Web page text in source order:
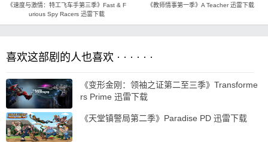
《速度与激情：特工飞车手第三季》Fast & F
urious Spy Racers 迅雷下载
《教师情事第一季》A Teacher 迅雷下载
喜欢这部剧的人也喜欢 · · · · · ·
《变形金刚：领袖之证第二至三季》Transforme
rs Prime 迅雷下载
《天堂镇警局第二季》Paradise PD 迅雷下载